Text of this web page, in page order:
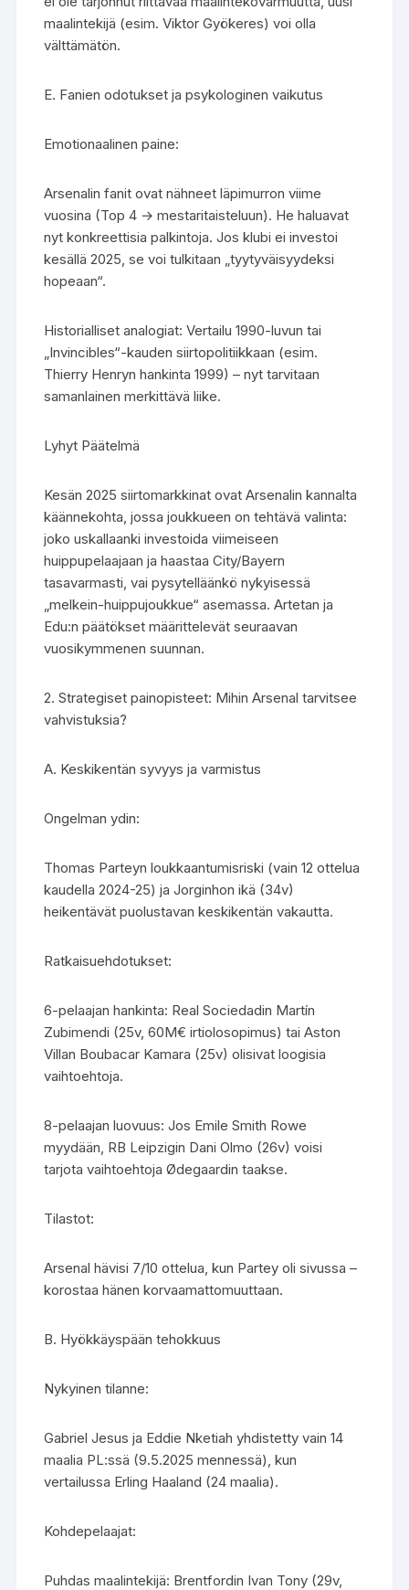
maalintekijä (esim. Viktor Gyökeres) voi olla
välttämätön.
E. Fanien odotukset ja psykologinen vaikutus
Emotionaalinen paine:
Arsenalin fanit ovat nähneet läpimurron viime
vuosina (Top 4 → mestaritaisteluun). He haluavat
nyt konkreettisia palkintoja. Jos klubi ei investoi
kesällä 2025, se voi tulkitaan „tyytyväisyydeksi
hopeaan“.
Historialliset analogiat: Vertailu 1990-luvun tai
„Invincibles“-kauden siirtopolitiikkaan (esim.
Thierry Henryn hankinta 1999) – nyt tarvitaan
samanlainen merkittävä liike.
Lyhyt Päätelmä
Kesän 2025 siirtomarkkinat ovat Arsenalin kannalta
käännekohta, jossa joukkueen on tehtävä valinta:
joko uskallaanki investoida viimeiseen
huippupelaajaan ja haastaa City/Bayern
tasavarmasti, vai pysytelläänkö nykyisessä
„melkein-huippujoukkue“ asemassa. Artetan ja
Edu:n päätökset määrittelevät seuraavan
vuosikymmenen suunnan.
2. Strategiset painopisteet: Mihin Arsenal tarvitsee
vahvistuksia?
A. Keskikentän syvyys ja varmistus
Ongelman ydin:
Thomas Parteyn loukkaantumisriski (vain 12 ottelua
kaudella 2024-25) ja Jorginhon ikä (34v)
heikentävät puolustavan keskikentän vakautta.
Ratkaisuehdotukset:
6-pelaajan hankinta: Real Sociedadin Martín
Zubimendi (25v, 60M€ irtiolosopimus) tai Aston
Villan Boubacar Kamara (25v) olisivat loogisia
vaihtoehtoja.
8-pelaajan luovuus: Jos Emile Smith Rowe
myydään, RB Leipzigin Dani Olmo (26v) voisi
tarjota vaihtoehtoja Ødegaardin taakse.
Tilastot:
Arsenal hävisi 7/10 ottelua, kun Partey oli sivussa –
korostaa hänen korvaamattomuuttaan.
B. Hyökkäyspään tehokkuus
Nykyinen tilanne:
Gabriel Jesus ja Eddie Nketiah yhdistetty vain 14
maalia PL:ssä (9.5.2025 mennessä), kun
vertailussa Erling Haaland (24 maalia).
Kohdepelaajat:
Puhdas maalintekijä: Brentfordin Ivan Tony (29v,